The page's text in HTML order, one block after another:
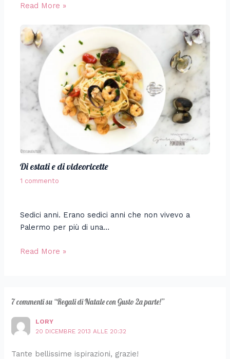
Read More »
Di estati e di videoricette
1 commento
Sedici anni. Erano sedici anni che non vivevo a
Palermo per più di una…
Read More »
7 commenti su “Regali di Natale con Gusto 2a parte!”
LORY
20 DICEMBRE 2013 ALLE 20:32
Tante bellissime ispirazioni, grazie!